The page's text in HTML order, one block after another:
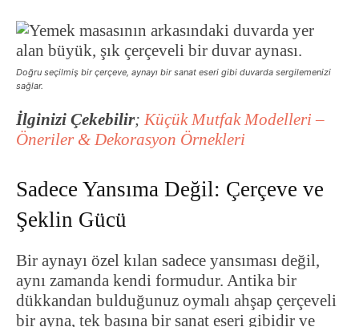
Doğru seçilmiş bir çerçeve, aynayı bir sanat eseri gibi duvarda sergilemenizi
sağlar.
İlginizi Çekebilir; Küçük Mutfak Modelleri –
Öneriler & Dekorasyon Örnekleri
Sadece Yansıma Değil: Çerçeve ve
Şeklin Gücü
Bir aynayı özel kılan sadece yansıması değil,
aynı zamanda kendi formudur. Antika bir
dükkandan bulduğunuz oymalı ahşap çerçeveli
bir ayna, tek başına bir sanat eseri gibidir ve